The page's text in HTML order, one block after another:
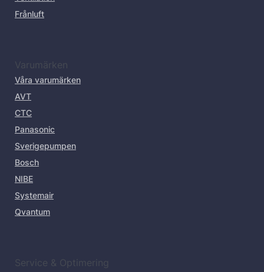
Frånluft
Varumärken
Våra varumärken
AVT
CTC
Panasonic
Sverigepumpen
Bosch
NIBE
Systemair
Qvantum
Service & Optimering